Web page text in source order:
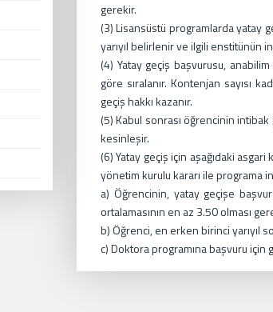
gerekir.
(3) Lisansüstü programlarda yatay
yarıyıl belirlenir ve ilgili enstitünün
(4) Yatay geçiş başvurusu,
göre sıralanır. Kontenjan sayısı
geçiş hakkı kazanır.
(5) Kabul sonrası öğrencinin
kesinleşir.
(6) Yatay geçiş için aşağıdaki
yönetim kurulu kararı ile programa
a) Öğrencinin, yatay geçişe
ortalamasının en az 3.50 olması
b) Öğrenci, en erken birinci yarıyıl
c) Doktora programına başvuru için